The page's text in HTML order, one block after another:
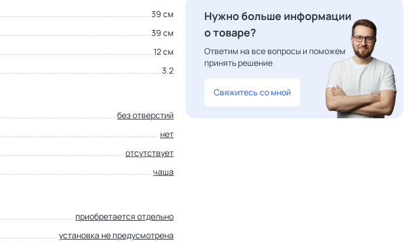
39 см
39 см
12 см
3.2
без отверстий
нет
отсутствует
чаша
приобретается отдельно
установка не предусмотрена
Нужно больше информации
о товаре?
Ответим на все вопросы и поможем
принять решение
Свяжитесь со мной